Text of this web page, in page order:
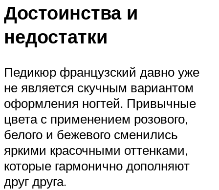
Достоинства и
недостатки
Педикюр французский давно уже
не является скучным вариантом
оформления ногтей. Привычные
цвета с применением розового,
белого и бежевого сменились
яркими красочными оттенками,
которые гармонично дополняют
друг друга.